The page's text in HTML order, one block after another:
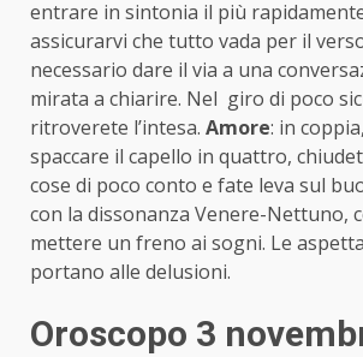
entrare in sintonia il più
assicurarvi che tutto vada per il
necessario dare il via a una
mirata a chiarire. Nel giro di poco
ritroverete l’intesa. Amore: in
spaccare il capello in quattro,
cose di poco conto e fate leva sul
con la dissonanza Venere-Nettuno,
mettere un freno ai sogni. Le
portano alle delusioni.
Oroscopo 3